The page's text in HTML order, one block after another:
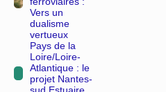
Vers un
dualisme
vertueux
Pays de la
Loire/Loire-
Atlantique : le
projet Nantes-